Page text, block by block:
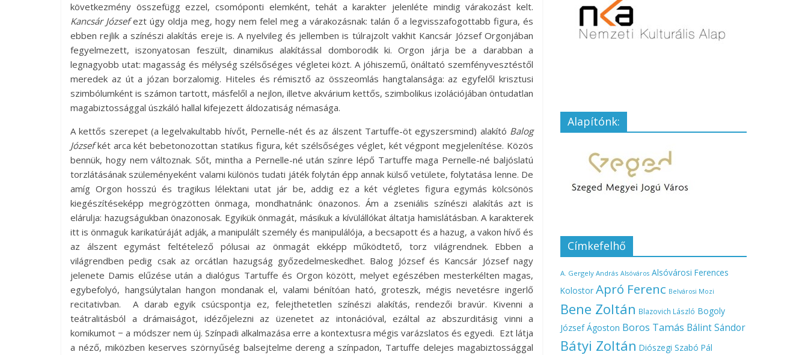
következmény összefügg ezzel, csomóponti elemként, tehát a karakter jelenléte mindig várakozást kelt.
Kancsár Józsefezt úgy oldja meg, hogy nem felel meg a várakozásnak: talán ő a legvisszafogottabb figura, és
ebben rejlik a színészi alakítás ereje is. A nyelvileg és jellemben is túlrajzolt vakhit Kancsár József Orgonjában
fegyelmezett, iszonyatosan feszült, dinamikus alakítással domborodik ki. Orgon járja be a darabban a
legnagyobb utat: magasság és mélység szélsőséges végletei közt. A jóhiszemű, önáltató szemfényvesztéstől
meredek az út a józan borzalomig. Hiteles és rémisztő az összeomlás hangtalansága: az egyfelől krisztusi
szimbólumként is számon tartott, másfelől a nejlon, illetve akvárium kettős, szimbolikus izolációjában öntudatlan
magabiztossággal úszkáló hallal kifejezett áldozatiság némasága.
A kettős szerepet (a legelvakultabb hívőt, Pernelle-nét és az álszent Tartuffe-öt egyszersmind) alakító Balog
Józsefkét arca két bebetonozottan statikus figura, két szélsőséges véglet, két végpont megjelenítése. Közös
bennük, hogy nem változnak. Sőt, mintha a Pernelle-né után színre lépő Tartuffe maga Pernelle-né baljóslatú
torzlátásának szüleményeként valami különös tudati játék folytán épp annak külső vetülete, folytatása lenne. De
amíg Orgon hosszú és tragikus lélektani utat jár be, addig ez a két végletes figura egymás kölcsönös
kiegészítéseképp megrögzötten önmaga, mondhatnánk: önazonos. Ám a zseniális színészi alakítás azt is
elárulja: hazugságukban önazonosak. Egyikük önmagát, másikuk a kívülállókat áltatja hamislátásban. A karakterek
itt is önmaguk karikatúráját adják, a manipulált személy és manipulálója, a becsapott és a hazug, a vakon hívő és
az álszent egymást feltételező pólusai az önmagát ekképp működtető, torz világrendnek. Ebben a
világrendben pedig csak az orcátlan hazugság győzedelmeskedhet. Balog József és Kancsár József nagy
jelenete Damis elűzése után a dialógus Tartuffe és Orgon között, melyet egészében mesterkélten magas,
egybefolyó, hangsúlytalan hangon mondanak el, valami bénítóan ható, groteszk, mégis nevetésre ingerlő
recitativban. A darab egyik csúcspontja ez, felejthetetlen színészi alakítás, rendezői bravúr. Kivenni a
teátralitásból a drámaiságot, idézőjelezni az üzenetet az intonációval, ezáltal az abszurditásig vinni a
komikumot − a módszer nem új. Színpadi alkalmazása erre a kontextusra mégis varázslatos és egyedi. Ezt látja
a néző, miközben keserves szörnyűség balsejtelme dereng a színpadon, Tartuffe delejes magabiztossággal
Alapítónk:
Címkefelhő
A. Gergely András Alsóváros Alsóvárosi Ferences
Kolostor Apró Ferenc Belvárosi Mozi
Bene Zoltán Blazovich László Bogoly
József Ágoston Boros Tamás Bálint Sándor
Bátyi Zoltán Diószegi Szabó Pál